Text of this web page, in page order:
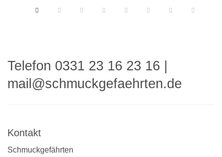
Telefon 0331 23 16 23 16
mail@schmuckgefaehrten.de
Kontakt
Schmuckgefährten